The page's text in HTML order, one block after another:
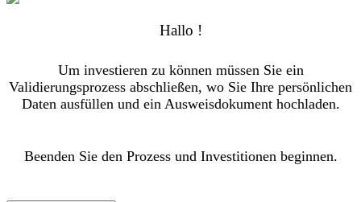
Hallo !
Um investieren zu können müssen Sie ein
Validierungsprozess abschließen, wo Sie Ihre persönlichen
Daten ausfüllen und ein Ausweisdokument hochladen.
Beenden Sie den Prozess und Investitionen beginnen.